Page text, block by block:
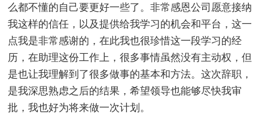
么都不懂的自己要更好一些了。非常感恩公司愿意接纳
我这样的信任，以及提供给我学习的机会和平台，这一
点我是非常感谢的，在此我也很珍惜这一段学习的经
历，在助理这份工作上，很多事情虽然没有主动权，但
是也让我理解到了很多做事的基本和方法。这次辞职，
是我深思熟虑之后的结果，希望领导也能够尽快我审
批，我也好为将来做一次计划。